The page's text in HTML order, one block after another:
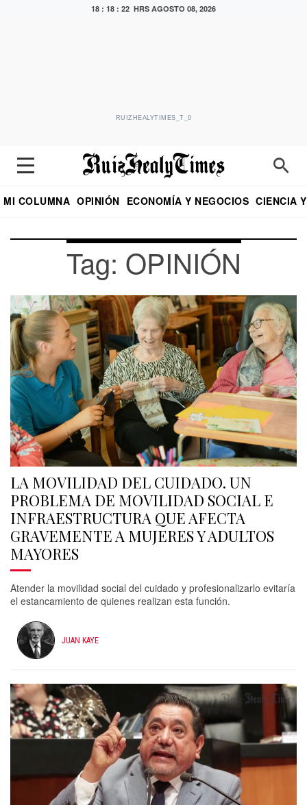
18 : 18 : 23 HRS AGOSTO 08, 2026
RUIZHEALYTIMES_T_0
MI COLUMNA OPINIÓN ECONOMÍA Y NEGOCIOS CIENCIA
Tag: OPINIÓN
LA MOVILIDAD DEL CUIDADO. UN
PROBLEMA DE MOVILIDAD SOCIAL E
INFRAESTRUCTURA QUE AFECTA
GRAVEMENTE A MUJERES Y ADULTOS
MAYORES
Atender la movilidad social del cuidado y profesionalizarlo evitaría
el estancamiento de quienes realizan esta función.
JUAN KAYE